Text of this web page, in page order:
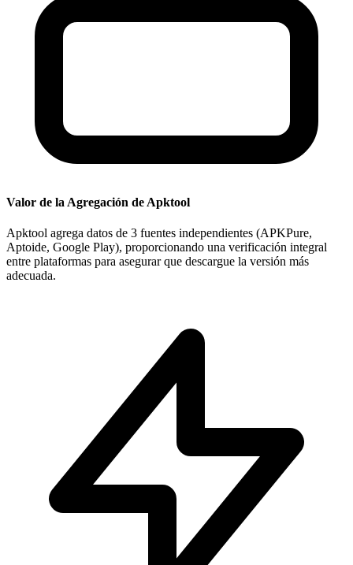
Valor de la Agregación de Apktool
Apktool agrega datos de 3 fuentes independientes (APKPure,
Aptoide, Google Play), proporcionando una verificación integral
entre plataformas para asegurar que descargue la versión más
adecuada.